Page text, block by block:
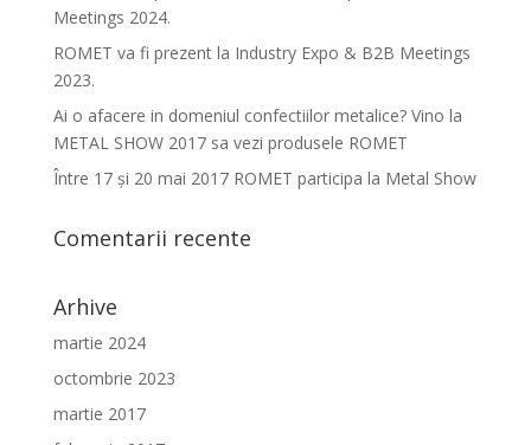
Meetings 2024.
ROMET va fi prezent la Industry Expo & B2B Meetings
2023.
Ai o afacere in domeniul confectiilor metalice? Vino la
METAL SHOW 2017 sa vezi produsele ROMET
Între 17 şi 20 mai 2017 ROMET participa la Metal Show
Comentarii recente
Arhive
martie 2024
octombrie 2023
martie 2017